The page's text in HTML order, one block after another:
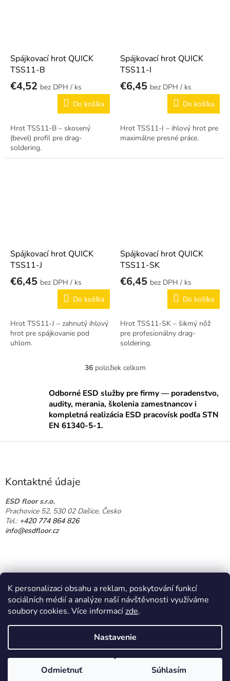
K personalizaci obsahu a reklam, poskytování funkcí
sociálních médií a analýze naší návštěvnosti využíváme
soubory cookies. Více informacízde.
Nastavenie
Odmietnuť Súhlasím
Spájkovací hrot QUICK
TSS11-B
€4,52
/ ks
Do košíka
Hrot TSS11-B – skosený
(bevel) profil pre drag-
soldering.
Spájkovací hrot QUICK
TSS11-I
€6,45
/ ks
Do košíka
Hrot TSS11-I – ihlový hrot pre
maximálne presné práce.
Spájkovací hrot QUICK
TSS11-J
€6,45
/ ks
Do košíka
Hrot TSS11-J – zahnutý ihlový
hrot pre spájkovanie pod
uhlom.
Spájkovací hrot QUICK
TSS11-SK
€6,45
/ ks
Do košíka
Hrot TSS11-SK – šikmý nôž
pre profesionálny drag-
soldering.
O
l
á
d
a
i
v
36položiek celkom
Odborné ESD služby pre firmy — poradenstvo,
audity, merania, školenia zamestnancov i
kompletná realizácia ESD pracovísk podľa STN
EN 61340-5-1.
Z
Kontaktné údaje
ESD floor s.r.o.
Prachovice 52, 530 02 Dašice, Česko
Tel.: +420 774 864 826
info@esdfloor.cz
Copyright 2026EPAshop.cz. Všetky práva vyhradené.Upraviť